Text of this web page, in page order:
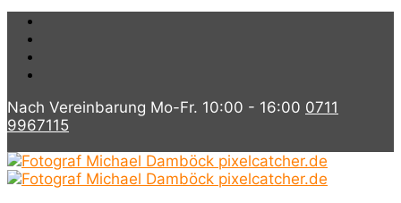
Nach Vereinbarung Mo-Fr. 10:00 - 16:00 0711
9967115